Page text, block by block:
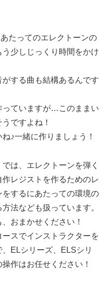
たってのエレクトーンの
少しじっくり時間をかけ
する曲も結構あるんです
っていますが…このままい
ですよね！
♪一緒に作りましょう！
は、エレクトーンを弾く
レジストを作るためのレ
するにあたっての環境の
法なども扱っています。
おまかせください！
スでインストラクターを
ELシリーズ、ELSシリ
作はお任せください！